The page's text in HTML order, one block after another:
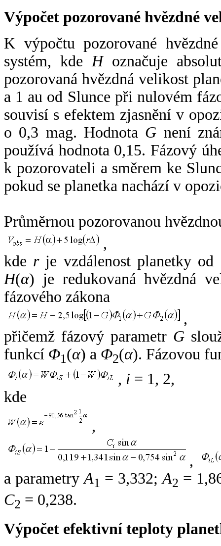
Výpočet pozorované hvězdné
K výpočtu pozorované
systém, kde Hoznačuje
pozorovaná hvězdná velikost
a 1 au od Slunce při nulovém
souvisí s efektem zjasnění v
o 0,3 mag. Hodnota G není
používá hodnota 0,15. Fázový
k pozorovateli a směrem ke
pokud se planetka nachází v
Průměrnou pozorovanou
,
kde rje vzdálenost planetky od
H(α) je redukovaná hvězdná
fázového zákona
,
přičemž fázový parametr G
funkcí Φ1(α) a Φ2(α). Fázovou
, i = 1, 2,
kde
,
,
a parametryA1 = 3,332;A2 =
C2 = 0,238.
Výpočet efektivní teploty